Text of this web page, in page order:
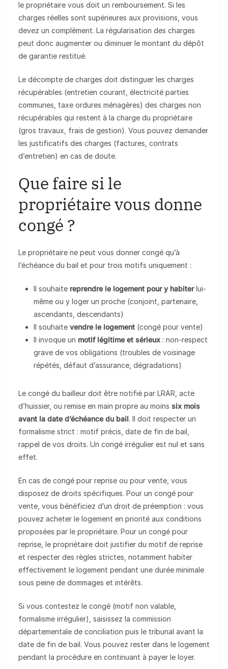
le propriétaire vous doit un remboursement. Si les
charges réelles sont supérieures aux provisions, vous
devez un complément. La régularisation des charges
peut donc augmenter ou diminuer le montant du dépôt
de garantie restitué.
Le décompte de charges doit distinguer les charges
récupérables (entretien courant, électricité parties
communes, taxe ordures ménagères) des charges non
récupérables qui restent à la charge du propriétaire
(gros travaux, frais de gestion). Vous pouvez demander
les justificatifs des charges (factures, contrats
d’entretien) en cas de doute.
Que faire si le
propriétaire vous donne
congé ?
Le propriétaire ne peut vous donner congé qu’à
l’échéance du bail et pour trois motifs uniquement :
Il souhaite reprendre le logement pour y habiterlui-
même ou y loger un proche (conjoint, partenaire,
ascendants, descendants)
Il souhaite vendre le logement (congé pour vente)
Il invoque un motif légitime et sérieux : non-respect
grave de vos obligations (troubles de voisinage
répétés, défaut d’assurance, dégradations)
Le congé du bailleur doit être notifié par LRAR, acte
d’huissier, ou remise en main propre au moins six mois
avant la date d’échéance du bail. Il doit respecter un
formalisme strict : motif précis, date de fin de bail,
rappel de vos droits. Un congé irrégulier est nul et sans
effet.
En cas de congé pour reprise ou pour vente, vous
disposez de droits spécifiques. Pour un congé pour
vente, vous bénéficiez d’un droit de préemption : vous
pouvez acheter le logement en priorité aux conditions
proposées par le propriétaire. Pour un congé pour
reprise, le propriétaire doit justifier du motif de reprise
et respecter des règles strictes, notamment habiter
effectivement le logement pendant une durée minimale
sous peine de dommages et intérêts.
Si vous contestez le congé (motif non valable,
formalisme irrégulier), saisissez la commission
départementale de conciliation puis le tribunal avant la
date de fin de bail. Vous pouvez rester dans le logement
pendant la procédure en continuant à payer le loyer.